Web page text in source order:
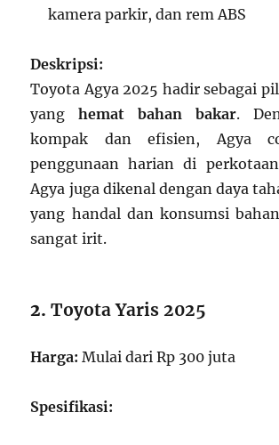
kamera parkir, dan rem ABS
Deskripsi:
Toyota Agya 2025 hadir sebagai
yanghemat bahan bakar.
kompak dan efisien, Agya
penggunaan harian di
Agya juga dikenal dengan daya
yang handal dan konsumsi
sangat irit.
2.Toyota Yaris 2025
Harga: Mulai dari Rp 300 juta
Spesifikasi: